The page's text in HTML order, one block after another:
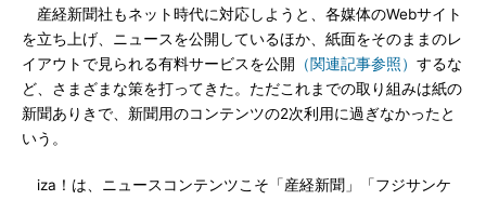
産経新聞社もネット時代に対応しようと、各媒体のWebサイト
を立ち上げ、ニュースを公開しているほか、紙面をそのままのレ
イアウトで見られる有料サービスを公開
（関連記事参照） するな
ど、さまざまな策を打ってきた。ただこれまでの取り組みは紙の
新聞ありきで、新聞用のコンテンツの2次利用に過ぎなかったと
いう。
iza！は、ニュースコンテンツこそ「産経新聞」「フジサンケ